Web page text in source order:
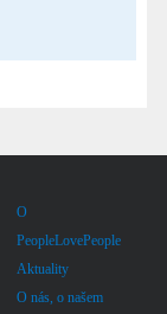
O
PeopleLovePeople
Aktuality
O nás, o našem